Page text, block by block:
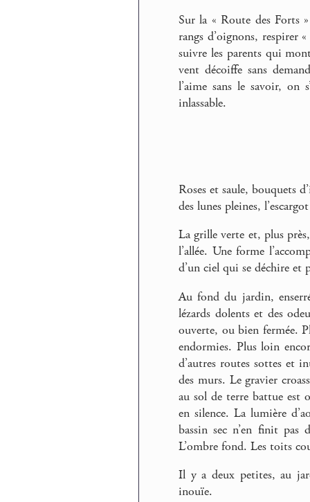
Sur la « Route des Forts
rangs d’oignons, respirer
suivre les parents qui
vent décoiffe sans
l’aime sans le savoir, on
inlassable.
Roses et saule, bouquets
des lunes pleines,
La grille verte et, plus
l’allée. Une forme
d’un ciel qui se déchire et
Au fond du jardin,
lézards dolents et des
ouverte, ou bien fermée.
endormies. Plus loin
d’autres routes sottes et
des murs. Le gravier
au sol de terre battue est
en silence. La lumière
bassin sec n’en finit pas
L’ombre fond. Les toits
Il y a deux petites, au
inouïe.